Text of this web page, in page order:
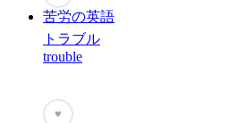
苦労の英語
トラブル
trouble
♥